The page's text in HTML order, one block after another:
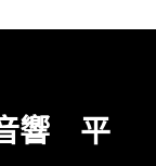
音響 平